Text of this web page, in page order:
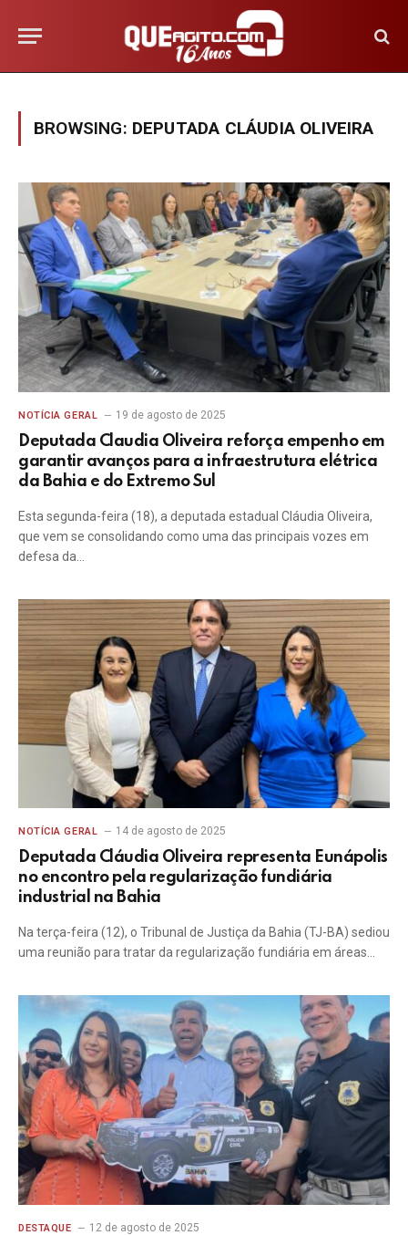
BROWSING: DEPUTADA CLÁUDIA OLIVEIRA
NOTÍCIA GERAL 19 de agosto de 2025
Deputada Claudia Oliveira reforça empenho em
garantir avanços para a infraestrutura elétrica
da Bahia e do Extremo Sul
Esta segunda-feira (18), a deputada estadual Cláudia Oliveira,
que vem se consolidando como uma das principais vozes em
defesa da…
NOTÍCIA GERAL 14 de agosto de 2025
Deputada Cláudia Oliveira representa Eunápolis
no encontro pela regularização fundiária
industrial na Bahia
Na terça-feira (12), o Tribunal de Justiça da Bahia (TJ-BA) sediou
uma reunião para tratar da regularização fundiária em áreas…
DESTAQUE 12 de agosto de 2025